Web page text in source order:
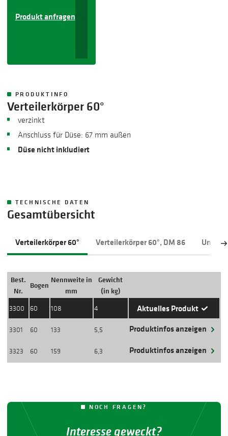
Produkt anfragen
PRODUKTINFO
Verteilerkörper 60°
​verzinkt
Anschluss für Düse: 67 mm außen
Düse nicht inkludiert
TECHNISCHE DATEN
Gesamtübersicht
Verteilerkörper 60° Verteilerkörper 60°, DM 86
Best.
Nr.
Bogen
Nennweite in
mm
Gewicht
(in kg)
3300 60 108 4 Aktuelles Produkt
3301 60 133 5,5 Produktinfos anzeigen
3323 60 159 6,3 Produktinfos anzeigen
NOCH FRAGEN?
Interesse geweckt?